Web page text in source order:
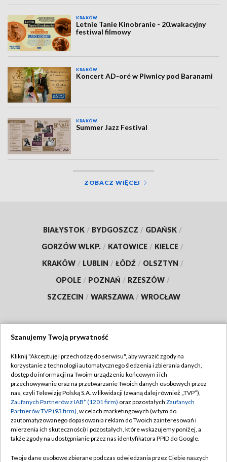
KRAKÓW
Letnie Tanie Kinobranie - 20.wakacyjny
festiwal filmowy
KRAKÓW
Koncert AD-oré w Piwnicy pod Baranami
KRAKÓW
Summer Jazz Festival
ZOBACZ WIĘCEJ
BIAŁYSTOK / BYDGOSZCZ / GDAŃSK /
GORZÓW WLKP. / KATOWICE / KIELCE /
KRAKÓW / LUBLIN / ŁÓDŹ / OLSZTYN /
OPOLE / POZNAŃ / RZESZÓW /
SZCZECIN / WARSZAWA / WROCŁAW
TVP
Abonament TVP
Emisja w TVP
Centrum informacji TVP
Naziemna Telewizja Cyfrowa
Regulamin TVP
Polityka prywatności
Moje zgody
Pomoc
Szanujemy Twoją prywatność
Kliknij "Akceptuję i przechodzę do serwisu", aby wyrazić zgody na
korzystanie z technologii automatycznego śledzenia i zbierania danych,
dostęp do informacji na Twoim urządzeniu końcowym i ich
przechowywanie oraz na przetwarzanie Twoich danych osobowych przez
nas, czyli Telewizję Polską S.A. w likwidacji (zwaną dalej również „TVP”),
Zaufanych Partnerów z IAB* (1201 firm) oraz pozostałych Zaufanych
Partnerów TVP (93 firm), w celach marketingowych (w tym do
zautomatyzowanego dopasowania reklam do Twoich zainteresowań i
mierzenia ich skuteczności) i pozostałych, które wskazujemy poniżej, a
także zgody na udostępnianie przez nas identyfikatora PPID do Google.
Twoje dane osobowe zbierane podczas odwiedzania przez Ciebie naszych